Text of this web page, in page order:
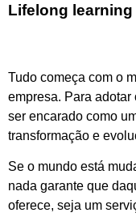
Lifelong
Tudo começa com o
empresa. Para
ser encarado como
transformação e
Se o mundo está
nada garante que
oferece, seja um